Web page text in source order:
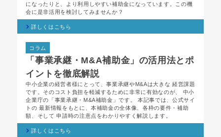
になったりと、より利用しやすい補助金になっています。この機
会に是非活用を検討してみませんか？
詳しくはこちら
コラム
「事業承継・M&A補助金」の活用法とポ
イントを徹底解説
中小企業の経営者様にとって、事業承継やM&Aは大きな 経営課題
です。そのコスト負担を軽減するために非常に有効なのが、 中小
企業庁の「事業承継・M&A補助金」です。 本記事では、公式サイ
トの 最新情報をもとに、本補助金の全体像、各枠の要件・補助
額、そして 申請時の注意点をわかりやすく解説します。
詳しくはこちら